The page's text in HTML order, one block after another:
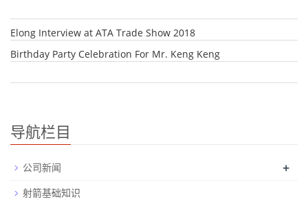
Elong Interview at ATA Trade Show 2018
Birthday Party Celebration For Mr. Keng Keng
导航栏目
公司新闻 +
射箭基础知识